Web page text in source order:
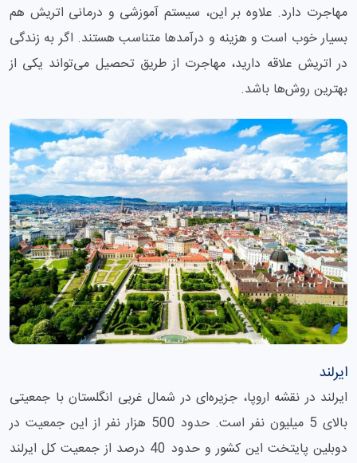
مهاجرت دارد. علاوه بر این، سیستم آموزشی و درمانی اتریش هم
بسیار خوب است و هزینه و درآمدها متناسب هستند. اگر به زندگی
در اتریش علاقه دارید، مهاجرت از طریق تحصیل می‌تواند یکی از
بهترین روش‌ها باشد.
ایرلند
ایرلند در نقشه اروپا، جزیره‌ای در شمال غربی انگلستان با جمعیتی
بالای 5 میلیون نفر است. حدود 500 هزار نفر از این جمعیت در
دوبلین پایتخت این کشور و حدود 40 درصد از جمعیت کل ایرلند